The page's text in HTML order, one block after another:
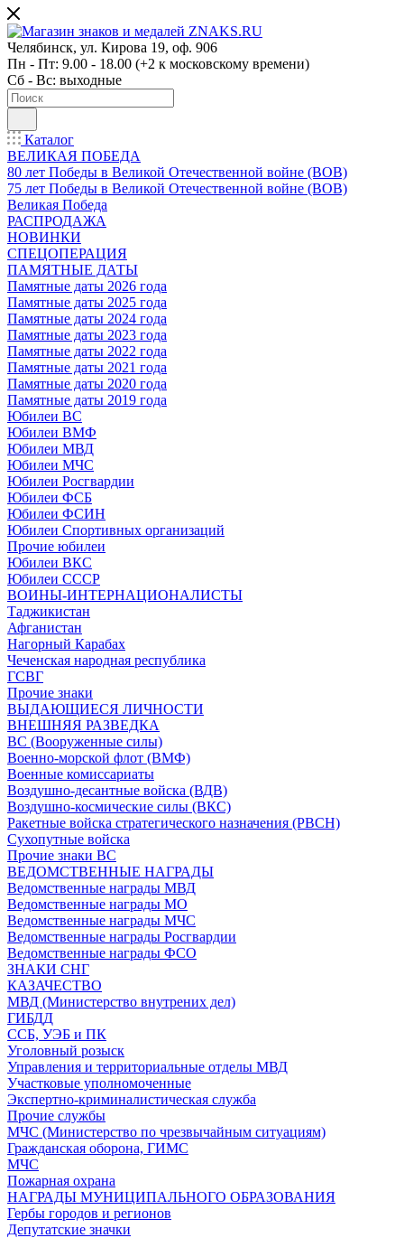
Челябинск, ул. Кирова 19, оф. 906
Пн - Пт: 9.00 - 18.00 (+2 к московскому времени)
Сб - Вс: выходные
Каталог
ВЕЛИКАЯ ПОБЕДА
80 лет Победы в Великой Отечественной войне (ВОВ)
75 лет Победы в Великой Отечественной войне (ВОВ)
Великая Победа
РАСПРОДАЖА
НОВИНКИ
СПЕЦОПЕРАЦИЯ
ПАМЯТНЫЕ ДАТЫ
Памятные даты 2026 года
Памятные даты 2025 года
Памятные даты 2024 года
Памятные даты 2023 года
Памятные даты 2022 года
Памятные даты 2021 года
Памятные даты 2020 года
Памятные даты 2019 года
Юбилеи ВС
Юбилеи ВМФ
Юбилеи МВД
Юбилеи МЧС
Юбилеи Росгвардии
Юбилеи ФСБ
Юбилеи ФСИН
Юбилеи Спортивных организаций
Прочие юбилеи
Юбилеи ВКС
Юбилеи СССР
ВОИНЫ-ИНТЕРНАЦИОНАЛИСТЫ
Таджикистан
Афганистан
Нагорный Карабах
Чеченская народная республика
ГСВГ
Прочие знаки
ВЫДАЮЩИЕСЯ ЛИЧНОСТИ
ВНЕШНЯЯ РАЗВЕДКА
ВС (Вооруженные силы)
Военно-морской флот (ВМФ)
Военные комиссариаты
Воздушно-десантные войска (ВДВ)
Воздушно-космические силы (ВКС)
Ракетные войска стратегического назначения (РВСН)
Сухопутные войска
Прочие знаки ВС
ВЕДОМСТВЕННЫЕ НАГРАДЫ
Ведомственные награды МВД
Ведомственные награды МО
Ведомственные награды МЧС
Ведомственные награды Росгвардии
Ведомственные награды ФСО
ЗНАКИ СНГ
КАЗАЧЕСТВО
МВД (Министерство внутрених дел)
ГИБДД
ССБ, УЭБ и ПК
Уголовный розыск
Управления и территориальные отделы МВД
Участковые уполномоченные
Экспертно-криминалистическая служба
Прочие службы
МЧС (Министерство по чрезвычайным ситуациям)
Гражданская оборона, ГИМС
МЧС
Пожарная охрана
НАГРАДЫ МУНИЦИПАЛЬНОГО ОБРАЗОВАНИЯ
Гербы городов и регионов
Депутатские значки